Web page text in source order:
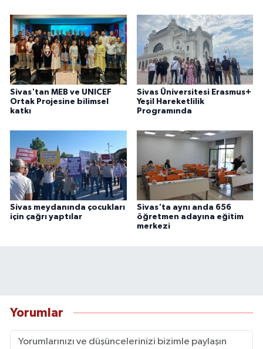
Sivas'tan MEB ve UNICEF
Ortak Projesine bilimsel
katkı
Sivas Üniversitesi Erasmus+
Yeşil Hareketlilik
Programında
Sivas meydanında çocukları
için çağrı yaptılar
Sivas'ta aynı anda 656
öğretmen adayına eğitim
merkezi
Yorumlar